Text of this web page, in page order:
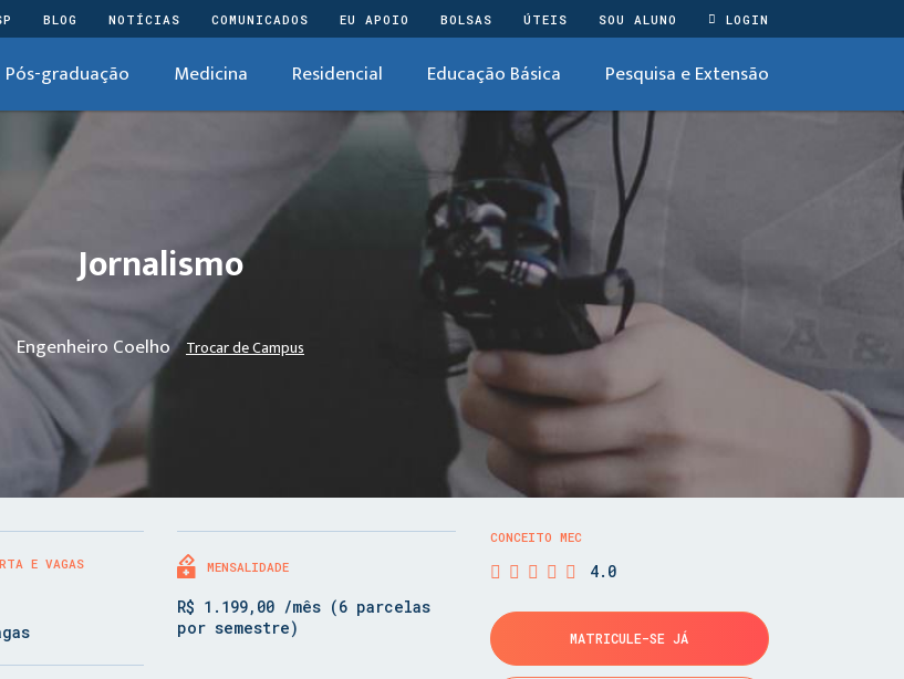
BLOG NOTÍCIAS COMUNICADOS EU APOIO BOLSAS ÚTEIS SOU ALUNO LOGIN
Pós-graduação Medicina Residencial Educação Básica Pesquisa e Extensão
Jornalismo
Engenheiro Coelho Trocar de Campus
E VAGAS MENSALIDADE
R$ 1.199,00 /mês (6 parcelas
por semestre)
CONCEITO MEC
4.0
MATRICULE-SE JÁ